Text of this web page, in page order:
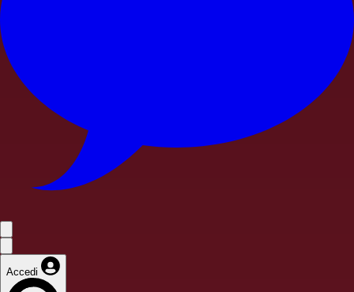
Accedi